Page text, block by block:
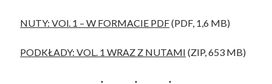
NUTY: VOl. 1 – W FORMACIE PDF(PDF, 1,6 MB)
PODKŁADY: VOL. 1 WRAZ Z NUTAMI (ZIP, 653 MB)